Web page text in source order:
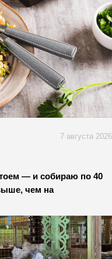
7 августа 2026
— и собираю по 40
чем на